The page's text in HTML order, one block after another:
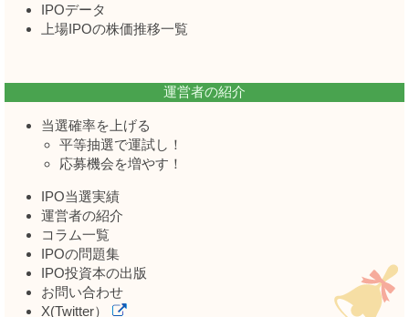
IPOデータ
上場IPOの株価推移一覧
運営者の紹介
当選確率を上げる
平等抽選で運試し！
応募機会を増やす！
IPO当選実績
運営者の紹介
コラム一覧
IPOの問題集
IPO投資本の出版
お問い合わせ
X(Twitter）